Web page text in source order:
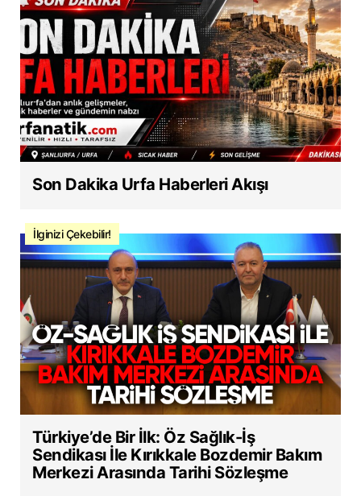
Son Dakika Urfa Haberleri Akışı
İlginizi Çekebilir!
Türkiye’de Bir İlk: Öz Sağlık-İş
Sendikası İle Kırıkkale Bozdemir Bakım
Merkezi Arasında Tarihi Sözleşme